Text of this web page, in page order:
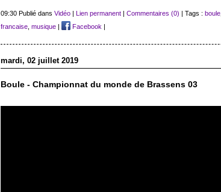
09:30 Publié dans Vidéo| Lien permanent| Commentaires (0) | Tags : boule,
francaise, musique| Facebook |
mardi, 02 juillet 2019
Boule - Championnat du monde de Brassens 03